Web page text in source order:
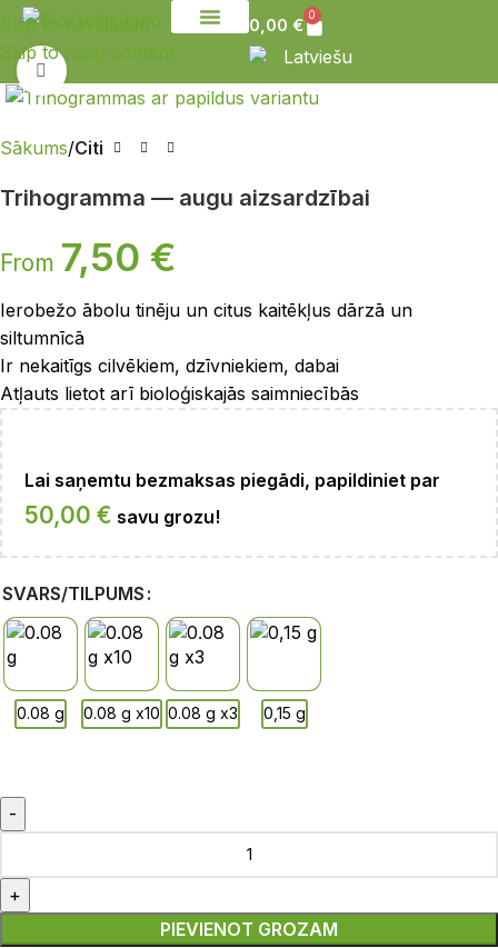
Skip to navigation
Skip to main content
0,00 €
0
Latviešu
Noklikšķiniet, lai palielinātu
Sākums Citi
Trihogramma — augu aizsardzībai
From 7,50 €
Ierobežo ābolu tinēju un citus kaitēkļus dārzā un
siltumnīcā
Ir nekaitīgs cilvēkiem, dzīvniekiem, dabai
Atļauts lietot arī bioloģiskajās saimniecībās
Lai saņemtu bezmaksas piegādi, papildiniet par
50,00 € savu grozu!
SVARS/TILPUMS
PIEVIENOT GROZAM